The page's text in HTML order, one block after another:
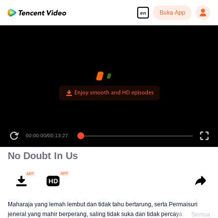
en Buka App
Enjoy smooth and HD episodes
00:00:00/00:13:27
No Doubt In Us
Maharaja yang lemah lembut dan tidak tahu bertarung, serta Permaisuri
jeneral yang mahir berperang, saling tidak suka dan tidak percaya. Namun
Semua